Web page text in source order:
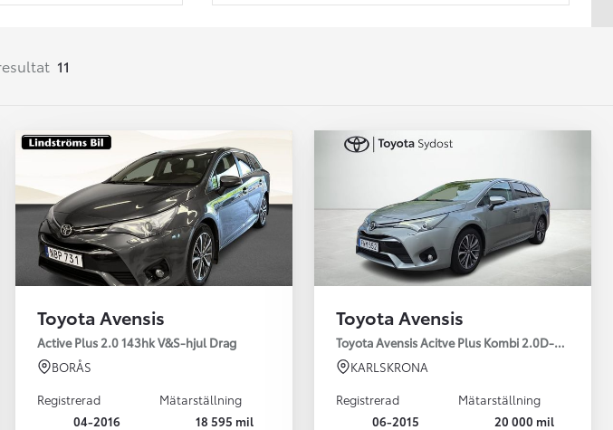
Corolla
11
Toyota Avensis
Active Plus 2.0 143hk V&S-hjul Drag
BORÅS
Registrerad
04-2016
Mätarställning
18 595 mil
Toyota Avensis
Toyota Avensis Acitve Plus Kombi 2.0D-4D ,
KARLSKRONA
Registrerad
06-2015
Mätarställning
20 000 mil